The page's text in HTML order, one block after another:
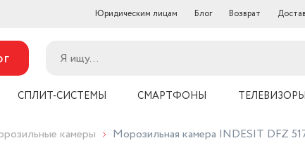
Юридическим лицам Блог Возврат
СПЛИТ-СИСТЕМЫ СМАРТФОНЫ ТЕЛЕВИЗОРЫ
камеры Морозильная камера INDESIT DFZ